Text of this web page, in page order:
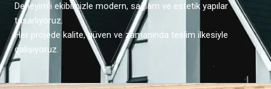
Deneyimli ekibimizle modern, sağlam ve estetik yapılar
tasarlıyoruz.
Her projede kalite, güven ve zamanında teslim ilkesiyle
çalışıyoruz.